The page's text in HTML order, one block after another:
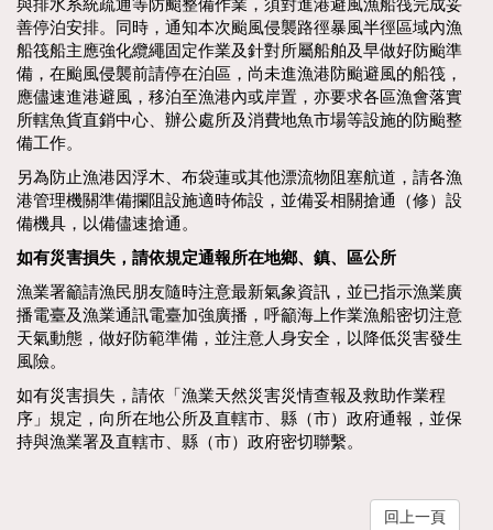
與排水系統疏通等防颱整備作業，須對進港避風漁船筏完成妥
善停泊安排。同時，通知本次颱風侵襲路徑暴風半徑區域內漁
船筏船主應強化纜繩固定作業及針對所屬船舶及早做好防颱準
備，在颱風侵襲前請停在泊區，尚未進漁港防颱避風的船筏，
應儘速進港避風，移泊至漁港內或岸置，亦要求各區漁會落實
所轄魚貨直銷中心、辦公處所及消費地魚市場等設施的防颱整
備工作。
另為防止漁港因浮木、布袋蓮或其他漂流物阻塞航道，請各漁
港管理機關準備攔阻設施適時佈設，並備妥相關搶通（修）設
備機具，以備儘速搶通。
如有災害損失，請依規定通報所在地鄉、鎮、區公所
漁業署籲請漁民朋友隨時注意最新氣象資訊，並已指示漁業廣
播電臺及漁業通訊電臺加強廣播，呼籲海上作業漁船密切注意
天氣動態，做好防範準備，並注意人身安全，以降低災害發生
風險。
如有災害損失，請依「漁業天然災害災情查報及救助作業程
序」規定，向所在地公所及直轄市、縣（市）政府通報，並保
持與漁業署及直轄市、縣（市）政府密切聯繫。
回上一頁